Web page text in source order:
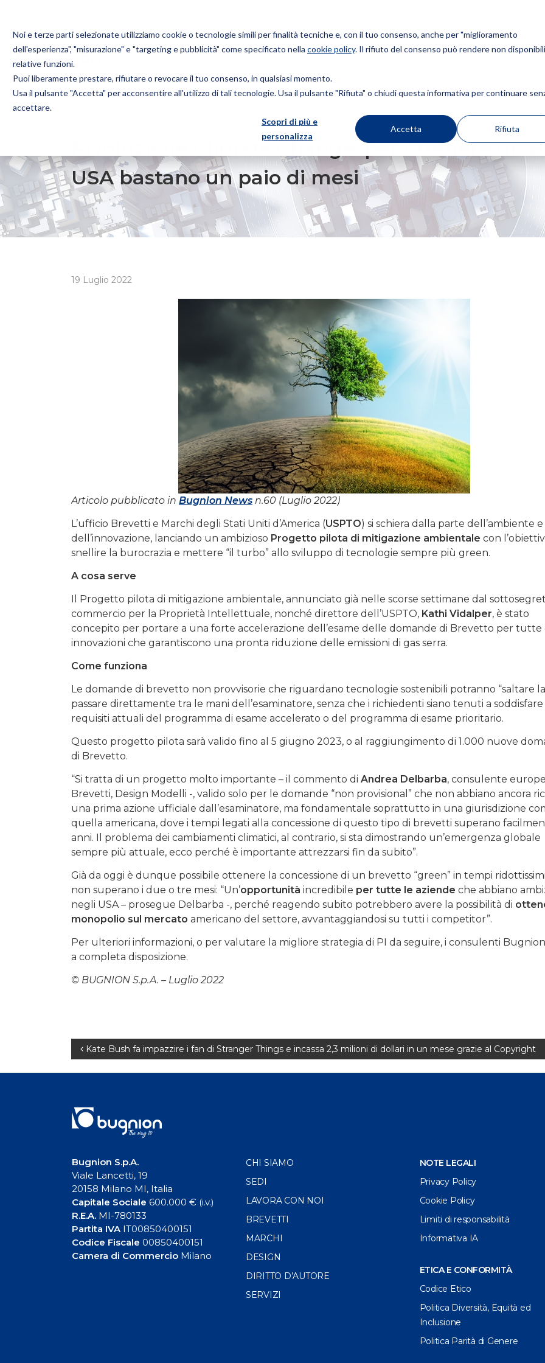
Noi e terze parti selezionate utilizziamo cookie o tecnologie simili per finalità tecniche e, con il tuo consenso, anche per "miglioramento
dell'esperienza", "misurazione" e "targeting e pubblicità" come specificato nella cookie policy. Il rifiuto del consenso può rendere non
relative funzioni.
Puoi liberamente prestare, rifiutare o revocare il tuo consenso, in qualsiasi momento.
Usa il pulsante "Accetta" per acconsentire all'utilizzo di tali tecnologie. Usa il pulsante "Rifiuta" o chiudi questa informativa per continuare
accettare.
Scopri di più e
personalizza
Accetta Rifiuta
Bugnion
The
RIVOLUZIONE CLIMATE CHANGE: PER OTTENERE UN BREVETTO “GREEN” IN USA BASTANO UN PAIO DI MESI
Rivoluzione Climate Change: per ottenere un
USA bastano un paio di mesi
19 Luglio 2022
Articolo pubblicato in Bugnion News n.60 (Luglio 2022)
L’ufficio Brevetti e Marchi degli Stati Uniti d’America (USPTO) si schiera dalla parte dell’ambiente e
dell’innovazione, lanciando un ambizioso Progetto pilota di mitigazione ambientale con
snellire la burocrazia e mettere “il turbo” allo sviluppo di tecnologie sempre più green.
A cosa serve
Il Progetto pilota di mitigazione ambientale, annunciato già nelle scorse settimane dal
commercio per la Proprietà Intellettuale, nonché direttore dell’USPTO, Kathi Vidalper, è stato
concepito per portare a una forte accelerazione dell’esame delle domande di Brevetto per
innovazioni che garantiscono una pronta riduzione delle emissioni di gas serra.
Come funziona
Le domande di brevetto non provvisorie che riguardano tecnologie sostenibili potranno “saltare
passare direttamente tra le mani dell’esaminatore, senza che i richiedenti siano tenuti a soddisfare
requisiti attuali del programma di esame accelerato o del programma di esame prioritario.
Questo progetto pilota sarà valido fino al 5 giugno 2023, o al raggiungimento di 1.000 nuove
di Brevetto.
“Si tratta di un progetto molto importante – il commento di Andrea Delbarba, consulente
Brevetti, Design Modelli -, valido solo per le domande “non provisional” che non abbiano ancora
una prima azione ufficiale dall’esaminatore, ma fondamentale soprattutto in una giurisdizione
quella americana, dove i tempi legati alla concessione di questo tipo di brevetti superano
anni. Il problema dei cambiamenti climatici, al contrario, si sta dimostrando un’emergenza globale
sempre più attuale, ecco perché è importante attrezzarsi fin da subito”.
Già da oggi è dunque possibile ottenere la concessione di un brevetto “green” in tempi
non superano i due o tre mesi: “Un’opportunità incredibile per tutte le aziende che abbiano
negli USA – prosegue Delbarba -, perché reagendo subito potrebbero avere la possibilità di
monopolio sul mercato americano del settore, avvantaggiandosi su tutti i competitor”.
Per ulteriori informazioni, o per valutare la migliore strategia di PI da seguire, i consulenti
a completa disposizione.
© BUGNION S.p.A. – Luglio 2022
Navigazione
articoli
Kate Bush fa impazzire i fan di Stranger Things e incassa 2,3 milioni di dollari in un mese grazie al Copyright
Bugnion S.p.A.
Viale Lancetti, 19
20158 Milano MI, Italia
Capitale Sociale 600.000 € (i.v.)
R.E.A. MI-780133
Partita IVAIT00850400151
Codice Fiscale 00850400151
Camera di Commercio Milano
CHI SIAMO
SEDI
LAVORA CON NOI
BREVETTI
MARCHI
DESIGN
DIRITTO D’AUTORE
SERVIZI
NOTE LEGALI
Privacy Policy
Cookie Policy
Limiti di responsabilità
Informativa IA
ETICA E CONFORMITÀ
Codice Etico
Politica Diversità, Equità ed
Inclusione
Politica Parità di Genere